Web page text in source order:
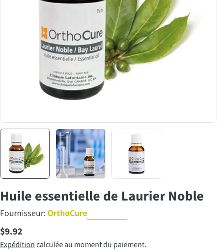
Huile essentielle de Laurier Noble
Fournisseur: OrthoCure
Prix
$9.92
Expéditioncalculée au moment du paiement.